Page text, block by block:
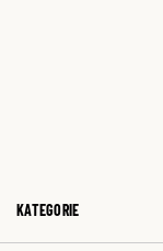
KATEGORIE